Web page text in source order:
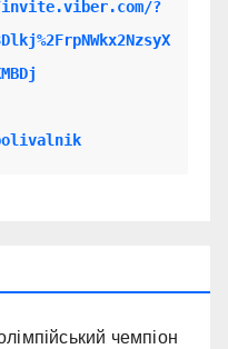
?
чемпіон